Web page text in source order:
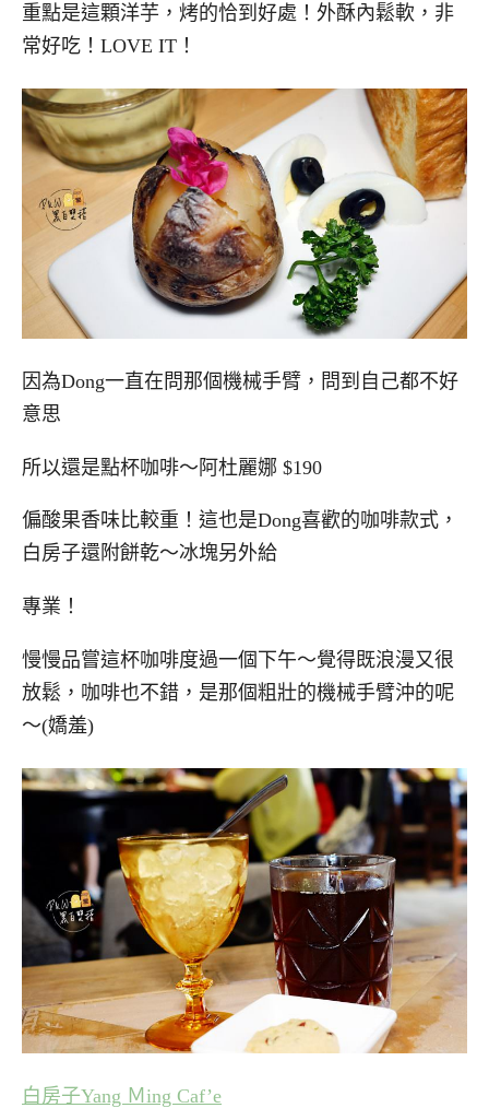
重點是這顆洋芋，烤的恰到好處！外酥內鬆軟，非
常好吃！LOVE IT！
因為Dong一直在問那個機械手臂，問到自己都不好
意思
所以還是點杯咖啡～阿杜麗娜 $190
偏酸果香味比較重！這也是Dong喜歡的咖啡款式，
白房子還附餅乾～冰塊另外給
專業！
慢慢品嘗這杯咖啡度過一個下午～覺得既浪漫又很
放鬆，咖啡也不錯，是那個粗壯的機械手臂沖的呢
～(嬌羞)
白房子Yang Ｍing Caf’e